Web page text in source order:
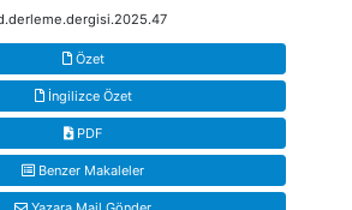
Özet
İngilizce Özet
PDF
Benzer Makaleler